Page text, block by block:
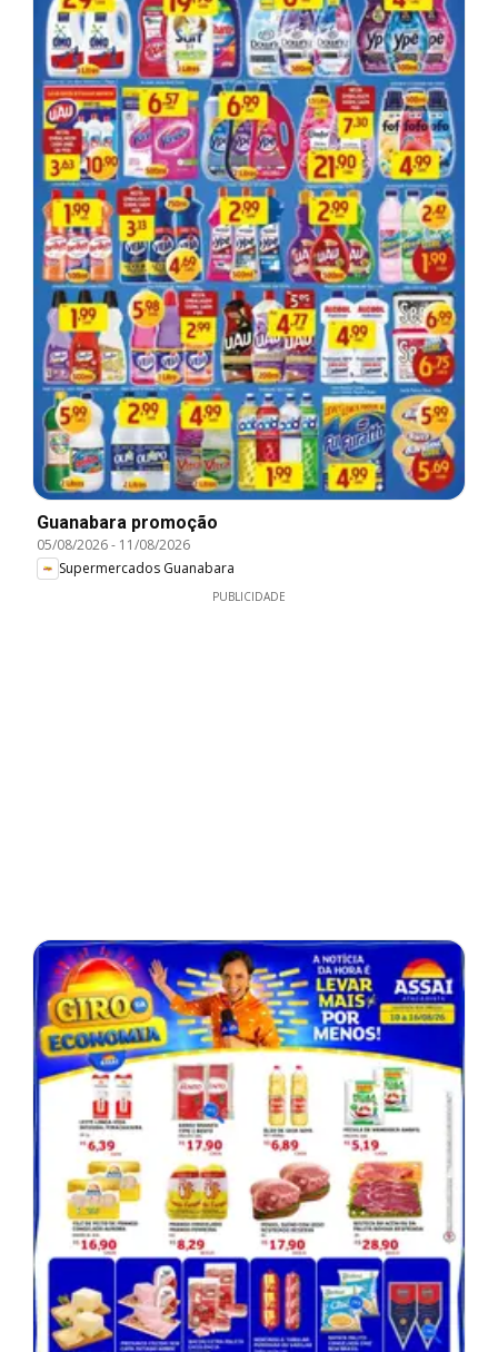
Guanabara promoção
05/08/2026- 11/08/2026
Supermercados Guanabara
PUBLICIDADE